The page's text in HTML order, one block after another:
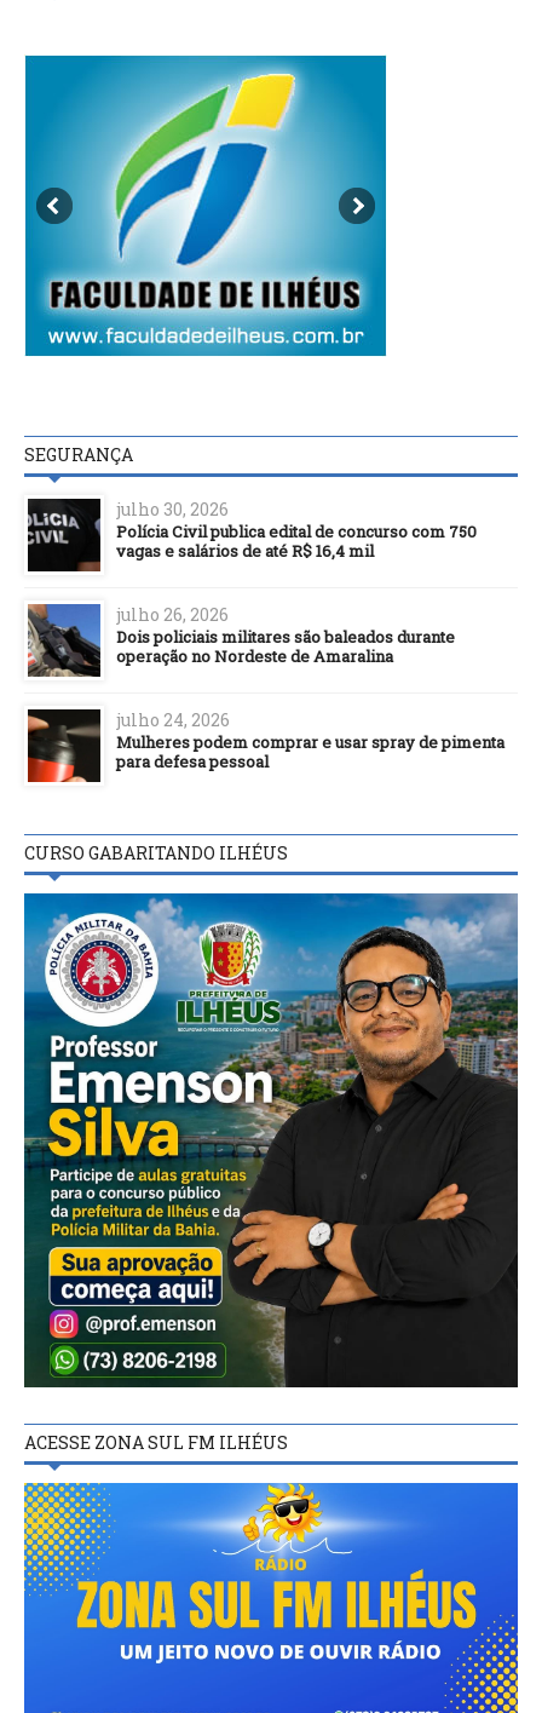
SEGURANÇA
julho 30, 2026
Polícia Civil publica edital de concurso com 750
vagas e salários de até R$ 16,4 mil
julho 26, 2026
Dois policiais militares são baleados durante
operação no Nordeste de Amaralina
julho 24, 2026
Mulheres podem comprar e usar spray de pimenta
para defesa pessoal
CURSO GABARITANDO ILHÉUS
ACESSE ZONA SUL FM ILHÉUS